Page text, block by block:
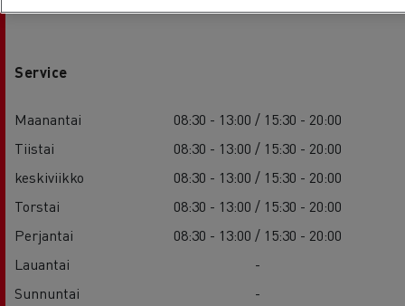
Service
Maanantai
08:30 - 13:00 / 15:30 - 20:00
Tiistai
08:30 - 13:00 / 15:30 - 20:00
keskiviikko
08:30 - 13:00 / 15:30 - 20:00
Torstai
08:30 - 13:00 / 15:30 - 20:00
Perjantai
08:30 - 13:00 / 15:30 - 20:00
Lauantai
-
Sunnuntai
-